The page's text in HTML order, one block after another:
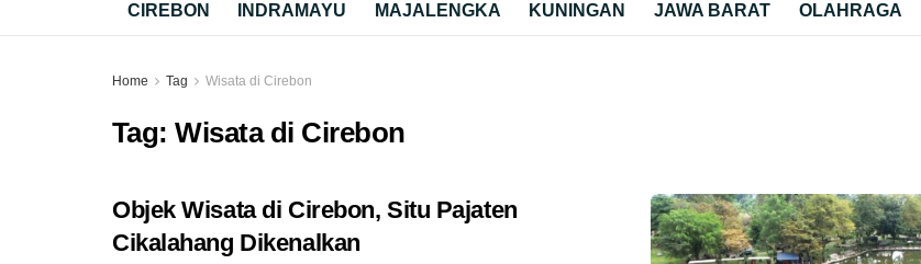
CIREBON INDRAMAYU MAJALENGKA KUNINGAN JAWA BARAT OLAHRAGA
Home Tag Wisata di Cirebon
Tag:Wisata di Cirebon
Objek Wisata di Cirebon, Situ Pajaten
Cikalahang Dikenalkan